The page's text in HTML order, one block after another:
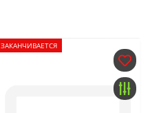
ЗАКАНЧИВАЕТСЯ